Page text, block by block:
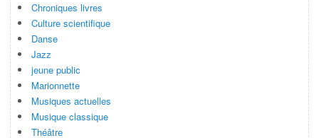
Chroniques livres
Culture scientifique
Danse
Jazz
jeune public
Marionnette
Musiques actuelles
Musique classique
Théâtre